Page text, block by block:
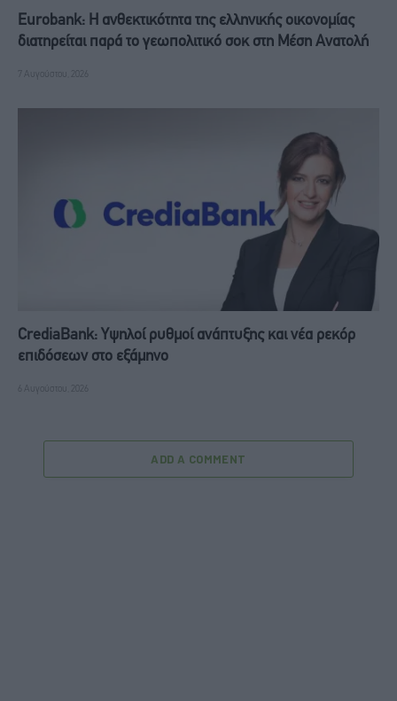
Eurobank: Η ανθεκτικότητα της ελληνικής οικονομίας
διατηρείται παρά το γεωπολιτικό σοκ στη Μέση Ανατολή
7 Αυγούστου, 2026
CrediaBank: Υψηλοί ρυθμοί ανάπτυξης και νέα ρεκόρ
επιδόσεων στο εξάμηνο
6 Αυγούστου, 2026
ADD A COMMENT